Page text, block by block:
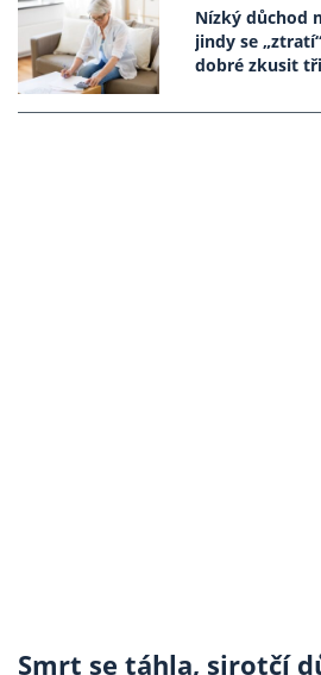
Nízký důchod
jindy se
dobré zkusit
Smrt se táhla, sirotčí